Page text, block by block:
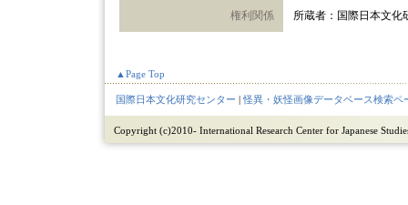
権利関係 所蔵者：国際日本文化
▲Page Top
国際日本文化研究センター |怪異・妖怪画像データベース検索ペ
Copyright (c)2010- International Research Center for Japanese